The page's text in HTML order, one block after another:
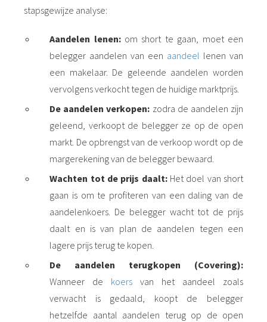
stapsgewijze analyse:
Aandelen lenen:om short te gaan, moet een
belegger aandelen van een aandeel lenen van
een makelaar. De geleende aandelen worden
vervolgens verkocht tegen de huidige marktprijs.
De aandelen verkopen: zodra de aandelen zijn
geleend, verkoopt de belegger ze op de open
markt. De opbrengst van de verkoop wordt op de
margerekening van de belegger bewaard.
Wachten tot de prijs daalt: Het doel van short
gaan is om te profiteren van een daling van de
aandelenkoers. De belegger wacht tot de prijs
daalt en is van plan de aandelen tegen een
lagere prijs terug te kopen.
De aandelen terugkopen (Covering):
Wanneer de koers van het aandeel zoals
verwacht is gedaald, koopt de belegger
hetzelfde aantal aandelen terug op de open